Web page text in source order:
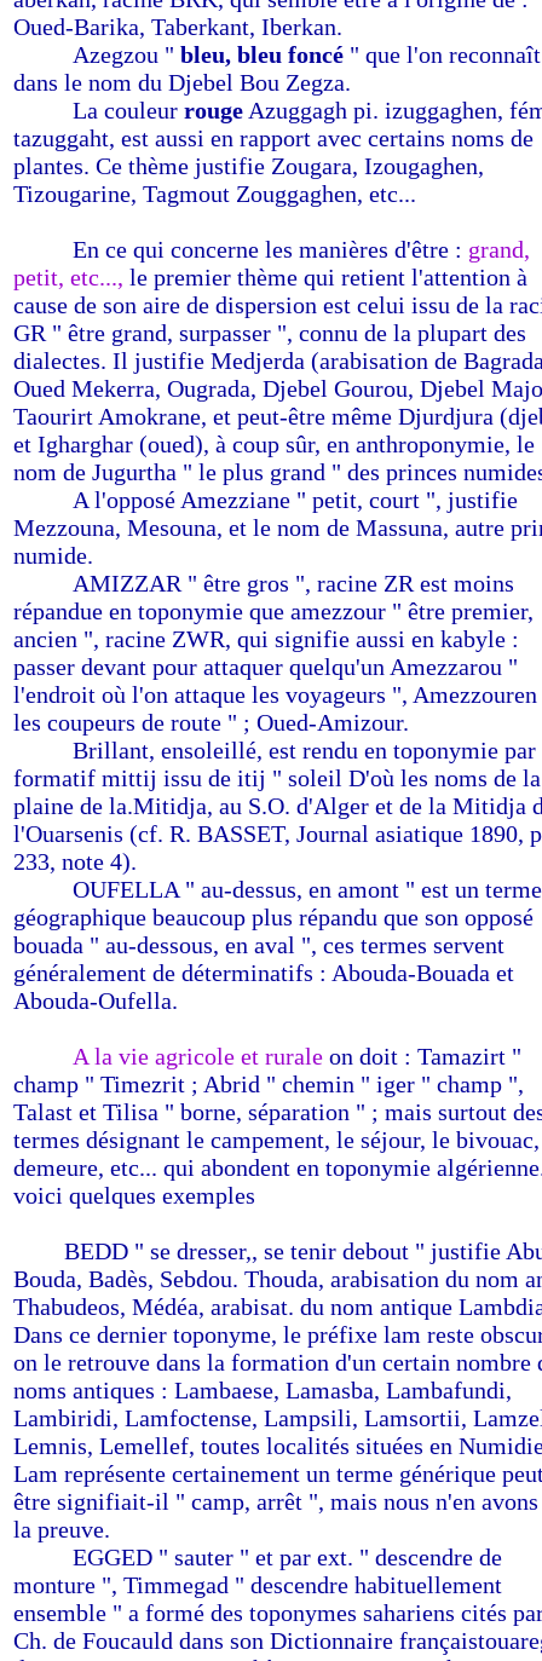
Oued-Barika, Taberkant, Iberkan.
Azegzou " bleu, bleu foncé " que l'on reconnaît
dans le nom du Djebel Bou Zegza.
La couleur rouge Azuggagh pi. izuggaghen,
tazuggaht, est aussi en rapport avec certains noms de
plantes. Ce thème justifie Zougara, Izougaghen,
Tizougarine, Tagmout Zouggaghen, etc...
En ce qui concerne les manières d'être : grand,
petit, etc..., le premier thème qui retient l'attention à
cause de son aire de dispersion est celui issu de la
GR " être grand, surpasser ", connu de la plupart des
dialectes. Il justifie Medjerda (arabisation de
Oued Mekerra, Ougrada, Djebel Gourou, Djebel
Taourirt Amokrane, et peut-être même Djurdjura
et Igharghar (oued), à coup sûr, en anthroponymie, le
nom de Jugurtha " le plus grand " des princes
A l'opposé Amezziane " petit, court ", justifie
Mezzouna, Mesouna, et le nom de Massuna, autre
numide.
AMIZZAR " être gros ", racine ZR est moins
répandue en toponymie que amezzour " être premier,
ancien ", racine ZWR, qui signifie aussi en kabyle :
passer devant pour attaquer quelqu'un Amezzarou "
l'endroit où l'on attaque les voyageurs ",
les coupeurs de route " ; Oued-Amizour.
Brillant, ensoleillé, est rendu en toponymie par
formatif mittij issu de itij " soleil D'où les noms de la
plaine de la.Mitidja, au S.O. d'Alger et de la Mitidja
l'Ouarsenis (cf. R. BASSET, Journal asiatique 1890,
233, note 4).
OUFELLA " au-dessus, en amont " est un terme
géographique beaucoup plus répandu que son opposé
bouada " au-dessous, en aval ", ces termes servent
généralement de déterminatifs : Abouda-Bouada et
Abouda-Oufella.
A la vie agricole et rurale on doit : Tamazirt "
champ " Timezrit ; Abrid " chemin " iger " champ ",
Talast et Tilisa " borne, séparation " ; mais surtout
termes désignant le campement, le séjour, le
demeure, etc... qui abondent en toponymie
voici quelques exemples
BEDD " se dresser,, se tenir debout " justifie
Bouda, Badès, Sebdou. Thouda, arabisation du nom
Thabudeos, Médéa, arabisat. du nom antique
Dans ce dernier toponyme, le préfixe lam reste
on le retrouve dans la formation d'un certain nombre
noms antiques : Lambaese, Lamasba, Lambafundi,
Lambiridi, Lamfoctense, Lampsili, Lamsortii,
Lemnis, Lemellef, toutes localités situées en
Lam représente certainement un terme générique
être signifiait-il " camp, arrêt ", mais nous n'en avons
la preuve.
EGGED " sauter " et par ext. " descendre de
monture ", Timmegad " descendre habituellement
ensemble " a formé des toponymes sahariens cités
Ch. de Foucauld dans son Dictionnaire